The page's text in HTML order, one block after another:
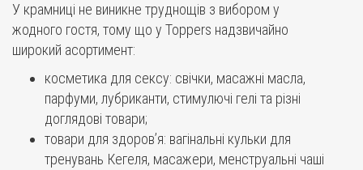
У крамниці не виникне труднощів з вибором у
жодного гостя, тому що у Toppers надзвичайно
широкий асортимент:
косметика для сексу: свічки, масажні масла,
парфуми, лубриканти, стимулючі гелі та різні
доглядові товари;
товари для здоров’я: вагінальні кульки для
тренувань Кегеля, масажери, менструальні чаші